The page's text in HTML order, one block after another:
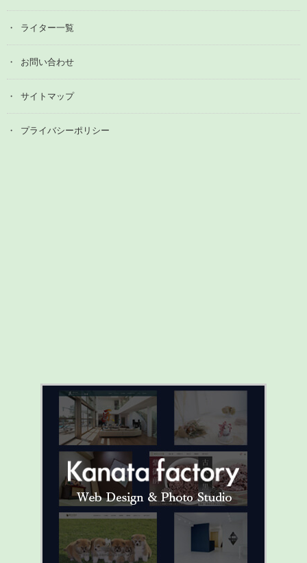
ライター一覧
お問い合わせ
サイトマップ
プライバシーポリシー